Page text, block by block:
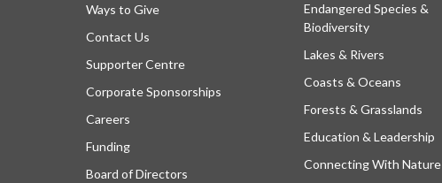
Ways to Give
Contact Us
Supporter Centre
Corporate Sponsorships
Careers
Funding
Board of Directors
Endangered Species &
Biodiversity
Lakes & Rivers
Coasts & Oceans
Forests & Grasslands
Education & Leadership
Connecting With Nature